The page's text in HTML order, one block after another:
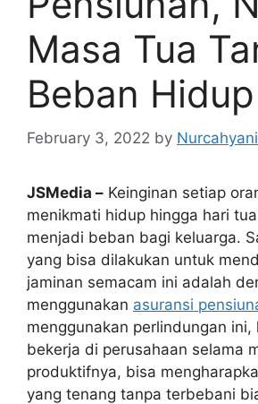
Masa Tua
Beban Hidup
February 3, 2022 by
JSMedia – Keinginan setiap
menikmati hidup hingga hari
menjadi beban bagi keluarga.
yang bisa dilakukan untuk
jaminan semacam ini adalah
menggunakan asuransi
menggunakan perlindungan ini,
bekerja di perusahaan selama
produktifnya, bisa
yang tenang tanpa terbebani